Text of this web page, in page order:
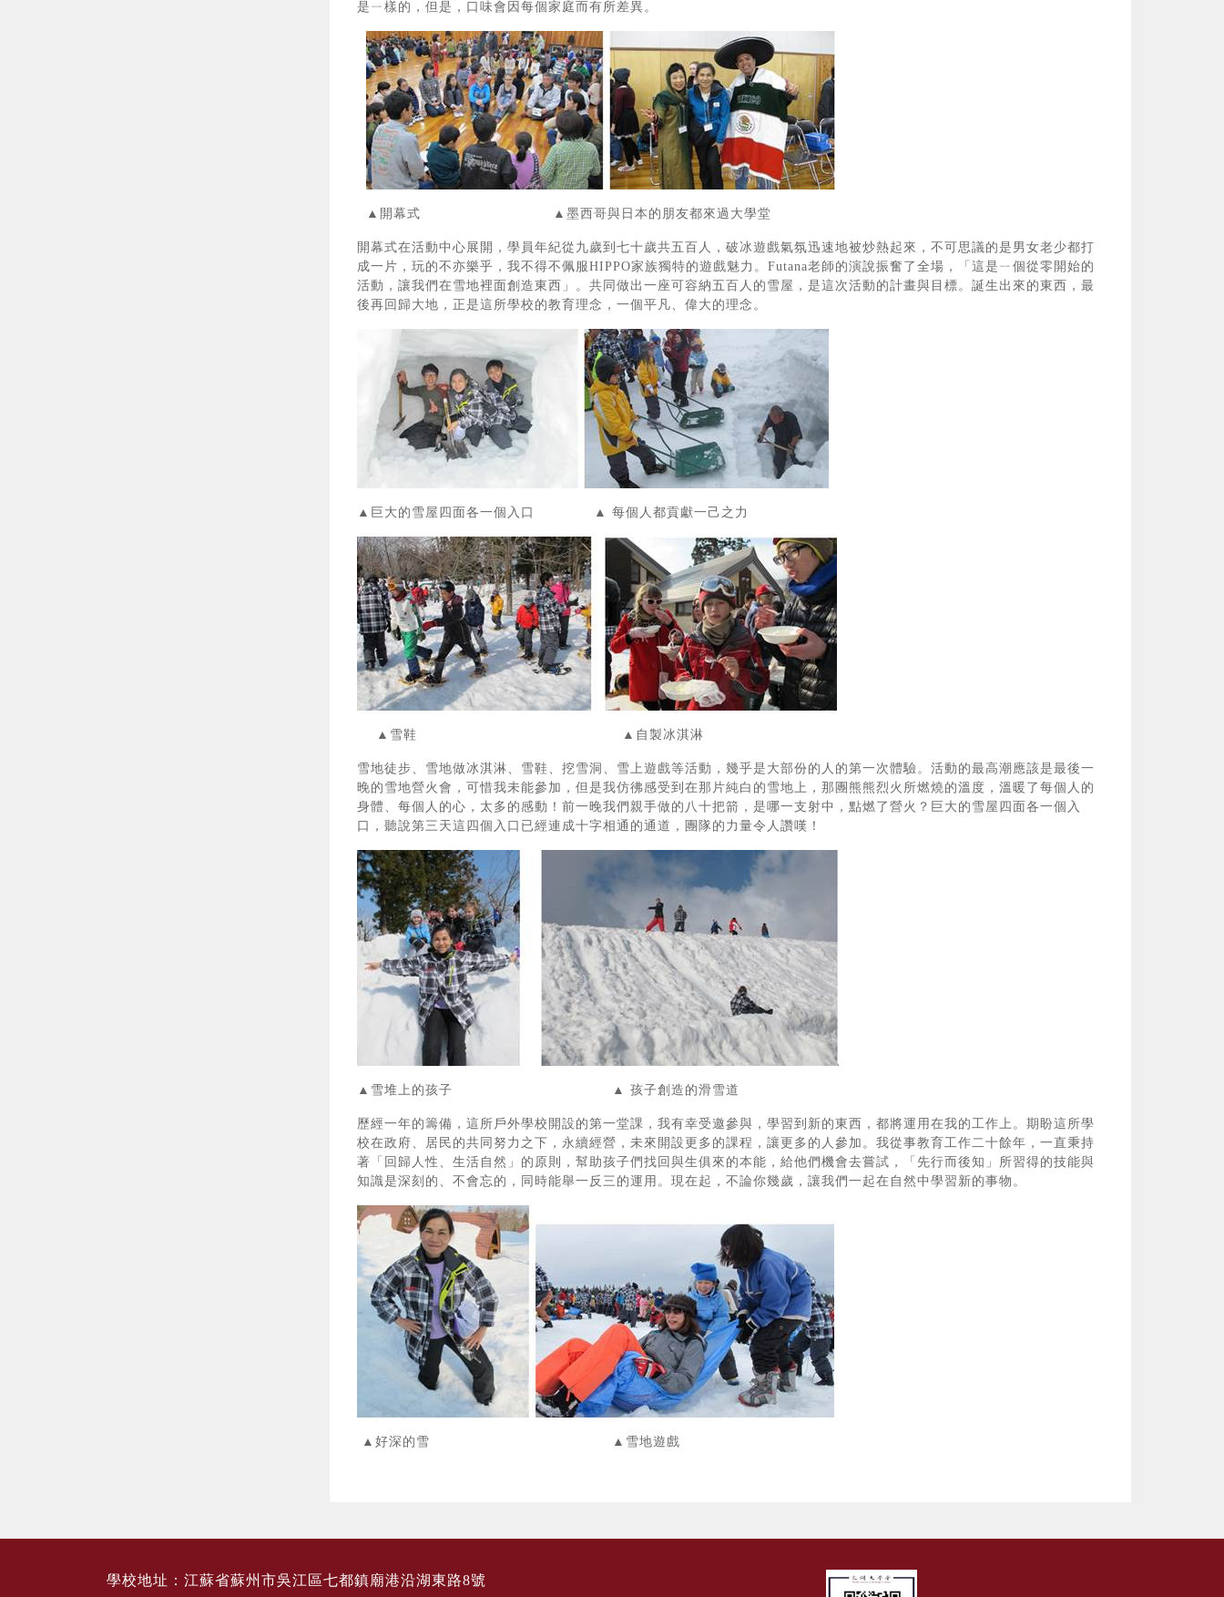
是ㄧ樣的，但是，口味會因每個家庭而有所差異。
▲開幕式 ▲墨西哥與日本的朋友都來過大學堂
開幕式在活動中心展開，學員年紀從九歲到七十歲共五百人，破冰遊戲氣氛迅速地被炒熱起來，不可思議的是男女老少都打
成一片，玩的不亦樂乎，我不得不佩服HIPPO家族獨特的遊戲魅力。Futana老師的演說振奮了全場，「這是ㄧ個從零開始的
活動，讓我們在雪地裡面創造東西」。共同做出一座可容納五百人的雪屋，是這次活動的計畫與目標。誕生出來的東西，最
後再回歸大地，正是這所學校的教育理念，一個平凡、偉大的理念。
▲巨大的雪屋四面各一個入口 ▲ 每個人都貢獻一己之力
▲雪鞋 ▲自製冰淇淋
雪地徒步、雪地做冰淇淋、雪鞋、挖雪洞、雪上遊戲等活動，幾乎是大部份的人的第一次體驗。活動的最高潮應該是最後一
晚的雪地營火會，可惜我未能參加，但是我仿彿感受到在那片純白的雪地上，那團熊熊烈火所燃燒的溫度，溫暖了每個人的
身體、每個人的心，太多的感動！前一晚我們親手做的八十把箭，是哪一支射中，點燃了營火？巨大的雪屋四面各一個入
口，聽說第三天這四個入口已經連成十字相通的通道，團隊的力量令人讚嘆！
▲雪堆上的孩子 ▲ 孩子創造的滑雪道
歷經一年的籌備，這所戶外學校開設的第一堂課，我有幸受邀參與，學習到新的東西，都將運用在我的工作上。期盼這所學
校在政府、居民的共同努力之下，永續經營，未來開設更多的課程，讓更多的人參加。我從事教育工作二十餘年，一直秉持
著「回歸人性、生活自然」的原則，幫助孩子們找回與生俱來的本能，給他們機會去嘗試，「先行而後知」所習得的技能與
知識是深刻的、不會忘的，同時能舉一反三的運用。現在起，不論你幾歲，讓我們一起在自然中學習新的事物。
▲好深的雪 ▲雪地遊戲
學校地址：江蘇省蘇州市吳江區七都鎮廟港沿湖東路8號